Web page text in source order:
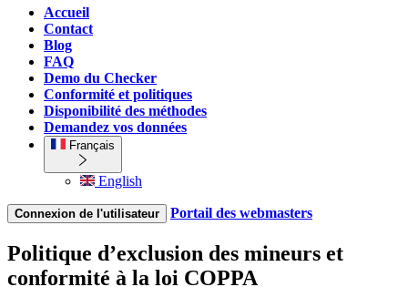
Accueil
Contact
Blog
FAQ
Demo du Checker
Conformité et politiques
Disponibilité des méthodes
Demandez vos données
Français
English
Connexion de l'utilisateur Portail des webmasters
Politique d’exclusion des mineurs et
conformité à la loi COPPA